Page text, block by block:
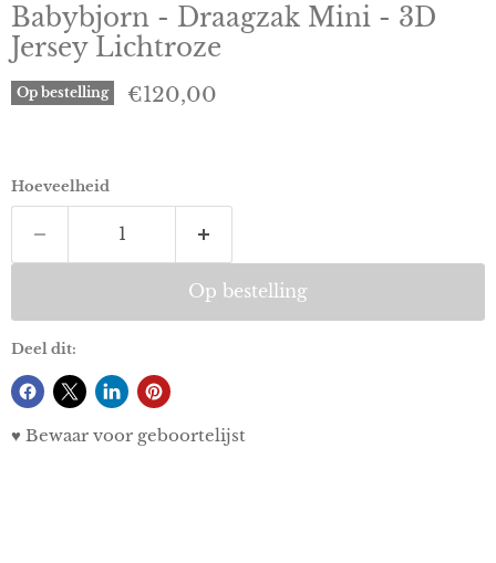
Babybjorn - Draagzak Mini - 3D
Jersey Lichtroze
Op bestelling Huidige prijs
€120,00
Hoeveelheid
Op bestelling
Deel dit:
♥ Bewaar voor geboortelijst